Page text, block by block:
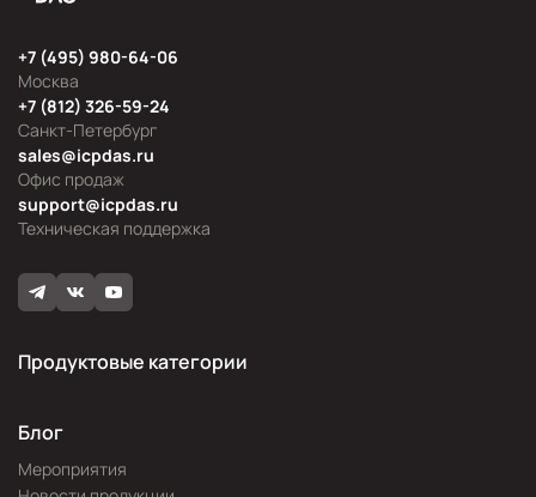
Москва
+7 (495) 980-64-06
Офис продаж
sales@icpdas.ru
Санкт-Петербург
+7 (812) 326-59-24
Техническая поддержка
support@icpdas.ru
Продуктовые категории
Блог
Мероприятия